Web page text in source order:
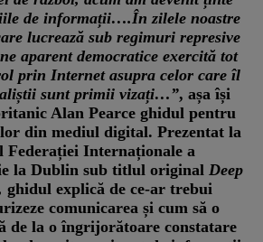
de informații….În zilele noastre
lucrează sub regimuri represive
aparent democratice exercită tot
prin Internet asupra celor care îl
sunt primii vizați…”, așa își
Alan Pearce ghidul pentru
din mediul digital. Prezentat la
Federației Internaționale a
la Dublin sub titlul original Deep
ghidul explică de ce-ar trebui
comunicarea și cum să o
de la o îngrijorătoare constatare